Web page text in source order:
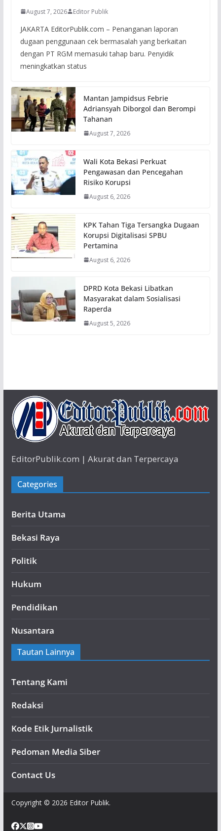
August 7, 2026 Editor Publik
JAKARTA EditorPublik.com – Penanganan laporan
dugaan penggunaan cek bermasalah yang berkaitan
dengan PT RGM memasuki tahap baru. Penyidik
meningkatkan status
Mantan Jampidsus Febrie
Adriansyah Diborgol dan Berompi
Tahanan
August 7, 2026
Wali Kota Bekasi Perkuat
Pengawasan dan Pencegahan
Risiko Korupsi
August 6, 2026
KPK Tahan Tiga Tersangka Dugaan
Korupsi Digitalisasi SPBU
Pertamina
August 6, 2026
DPRD Kota Bekasi Libatkan
Masyarakat dalam Sosialisasi
Raperda
August 5, 2026
EditorPublik.com | Akurat dan Terpercaya
Categories
Berita Utama
Bekasi Raya
Politik
Hukum
Pendidikan
Nusantara
Tautan Lainnya
Tentang Kami
Redaksi
Kode Etik Jurnalistik
Pedoman Media Siber
Contact Us
Copyright © 2026 Editor Publik.